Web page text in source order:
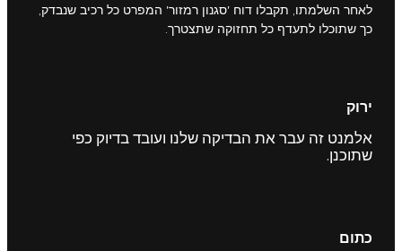
לאחר השלמתו, תקבלו דוח 'סגנון רמזור' המפרט כל רכיב שנבדק,
כך שתוכלו לתעדף כל תחזוקה שתצטרך.
ירוק
אלמנט זה עבר את הבדיקה שלנו ועובד בדיוק כפי
שתוכנן.
כתום